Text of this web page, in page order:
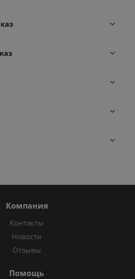
Компания
Контакты
Новости
Отзывы
Помощь